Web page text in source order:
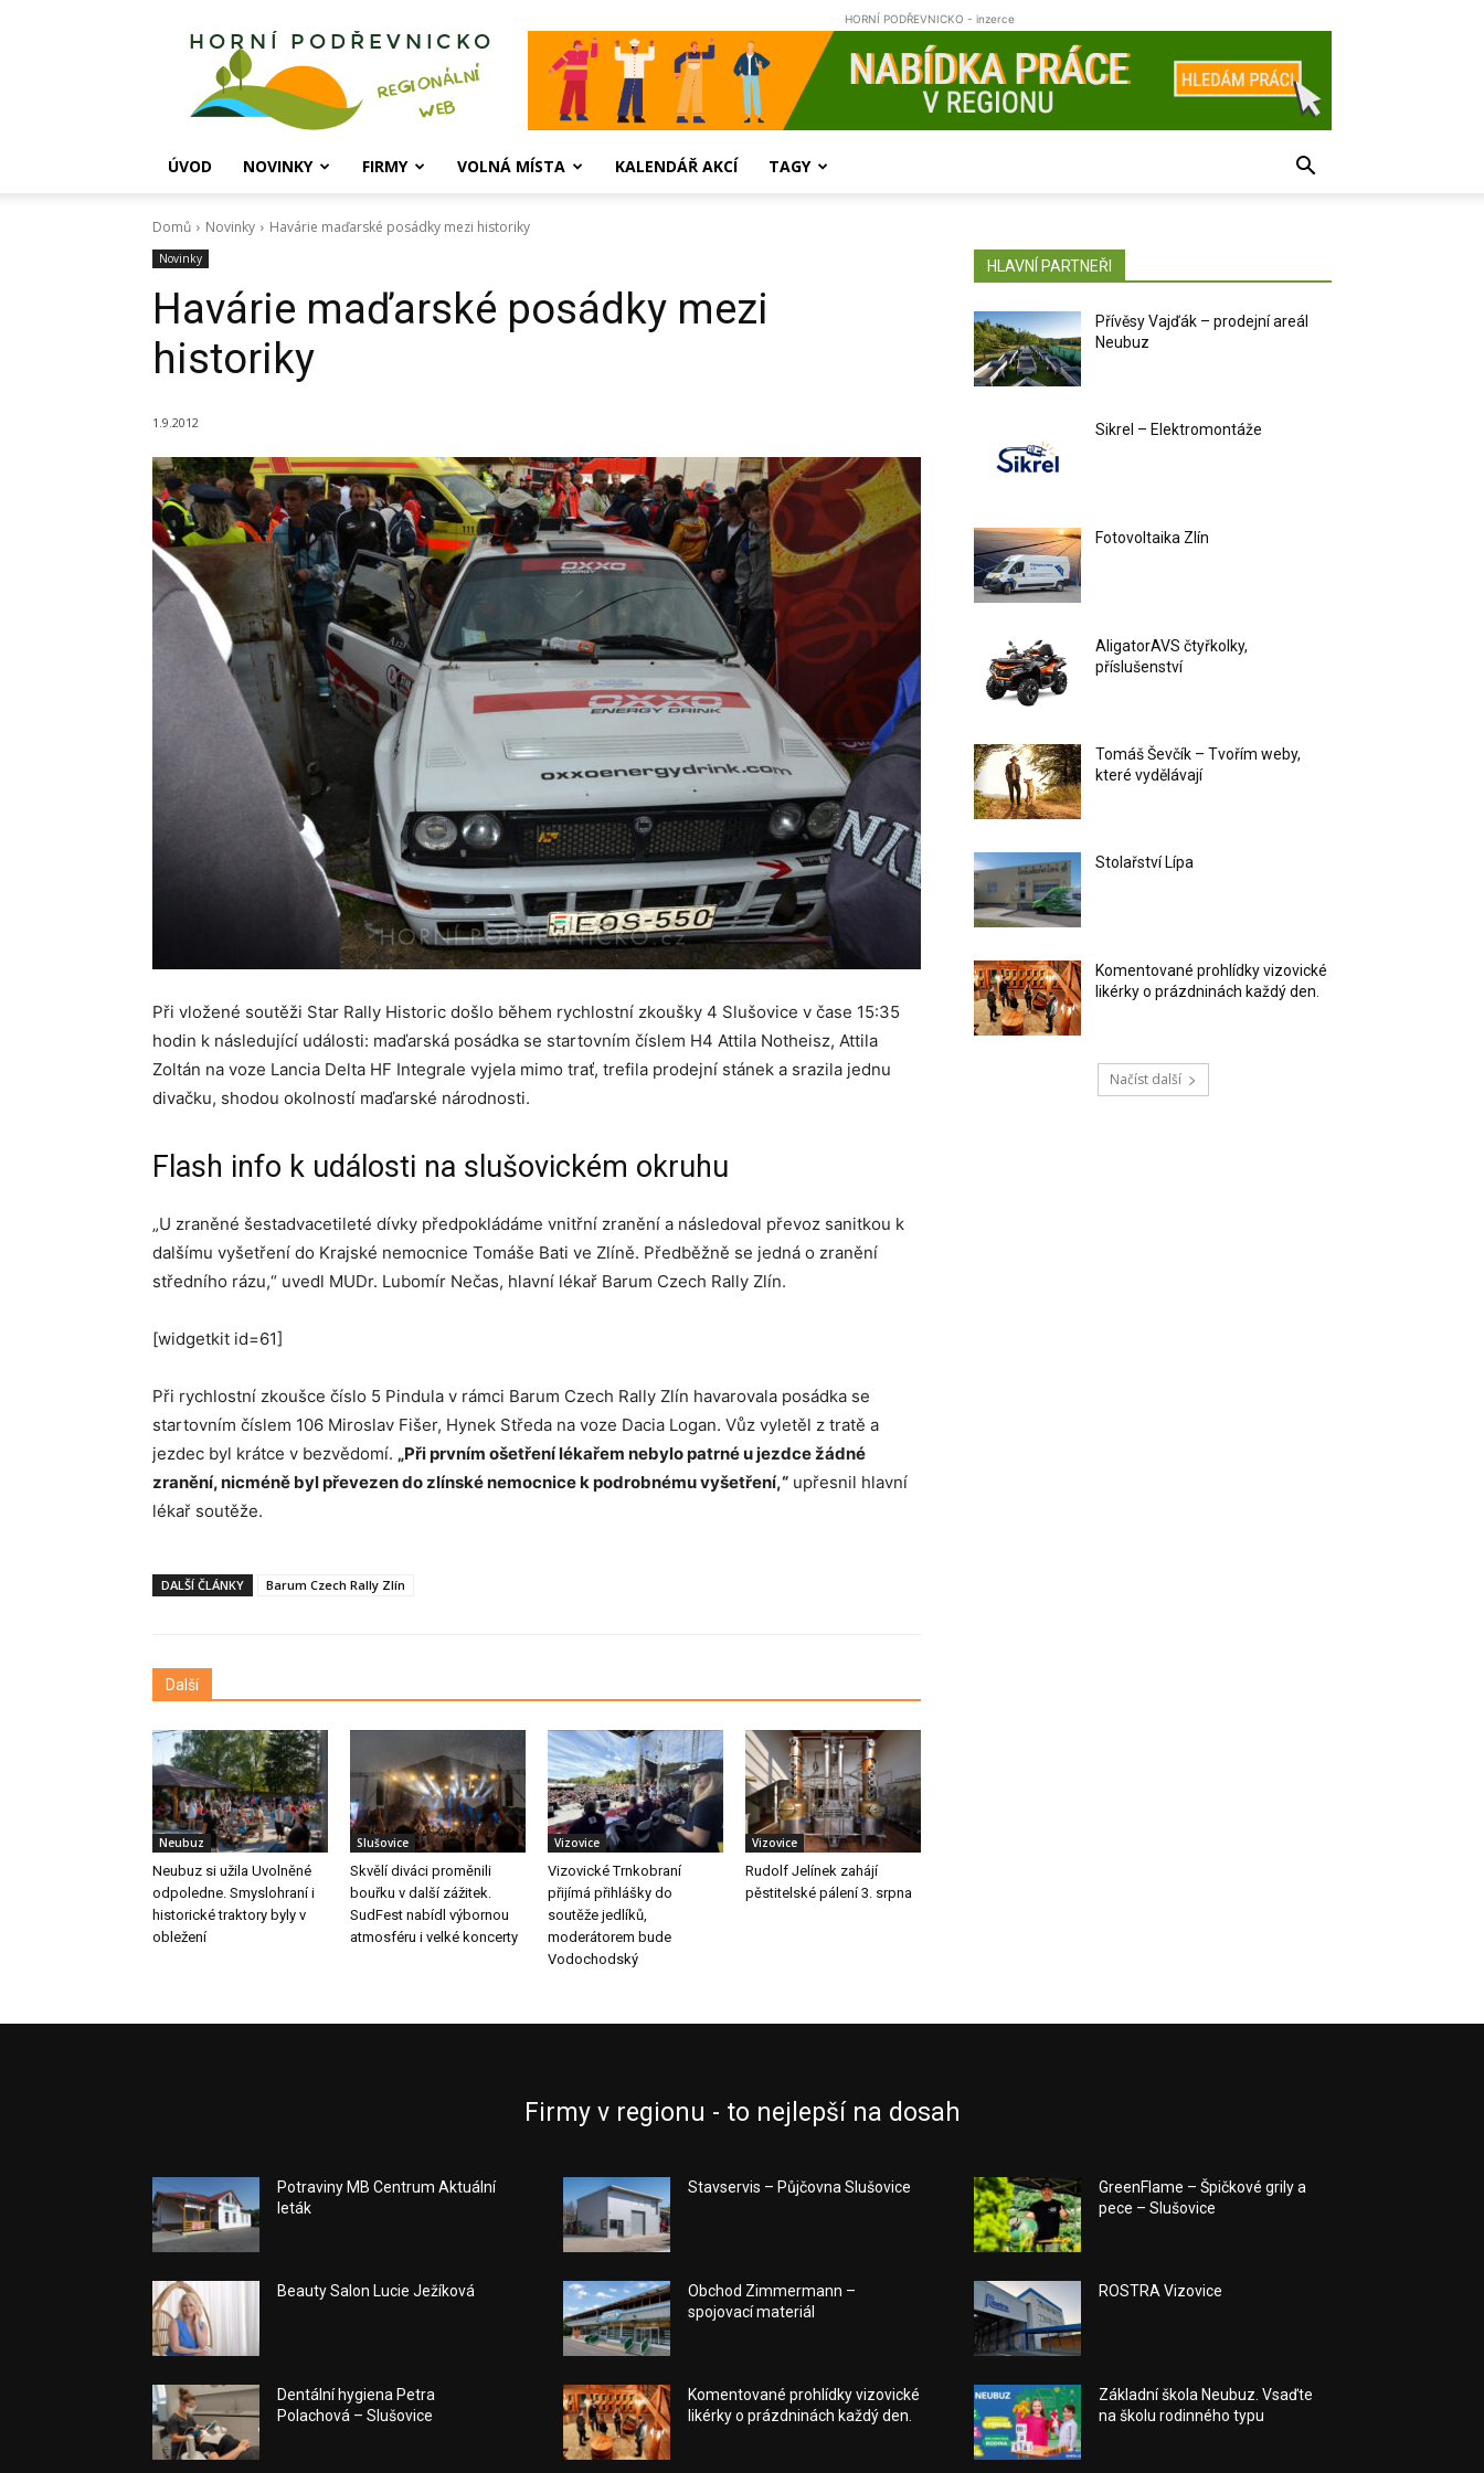
Horní
HORNÍ PODŘEVNICKO - inzerce
ÚVOD NOVINKY FIRMY VOLNÁ MÍSTA KALENDÁŘ AKCÍ TAGY
Domů Novinky Havárie maďarské posádky mezi historiky
Novinky
Havárie maďarské posádky mezi
historiky
1.9.2012
Při vložené soutěži Star Rally Historic došlo během rychlostní zkoušky 4 Slušovice v čase 15:35
hodin k následující události: maďarská posádka se startovním číslem H4 Attila Notheisz, Attila
Zoltán na voze Lancia Delta HF Integrale vyjela mimo trať, trefila prodejní stánek a srazila jednu
divačku, shodou okolností maďarské národnosti.
Flash info k události na slušovickém okruhu
„U zraněné šestadvacetileté dívky předpokládáme vnitřní zranění a následoval převoz sanitkou k
dalšímu vyšetření do Krajské nemocnice Tomáše Bati ve Zlíně. Předběžně se jedná o zranění
středního rázu,“ uvedl MUDr. Lubomír Nečas, hlavní lékař Barum Czech Rally Zlín.
[widgetkit id=61]
Při rychlostní zkoušce číslo 5 Pindula v rámci Barum Czech Rally Zlín havarovala posádka se
startovním číslem 106 Miroslav Fišer, Hynek Středa na voze Dacia Logan. Vůz vyletěl z tratě a
jezdec byl krátce v bezvědomí. „Při prvním ošetření lékařem nebylo patrné u jezdce žádné
zranění, nicméně byl převezen do zlínské nemocnice k podrobnému vyšetření,“ upřesnil hlavní
lékař soutěže.
DALŠÍ ČLÁNKY Barum Czech Rally Zlín
Další
Neubuz
Neubuz si užila Uvolněné
odpoledne. Smyslohraní i
historické traktory byly v
obležení
Slušovice
Skvělí diváci proměnili
bouřku v další zážitek.
SudFest nabídl výbornou
atmosféru i velké koncerty
Vizovice
Vizovické Trnkobraní
přijímá přihlášky do
soutěže jedlíků,
moderátorem bude
Vodochodský
Vizovice
Rudolf Jelínek zahájí
pěstitelské pálení 3. srpna
HLAVNÍ PARTNEŘI
Přívěsy Vajďák – prodejní areál
Neubuz
Sikrel – Elektromontáže
Fotovoltaika Zlín
AligatorAVS čtyřkolky,
příslušenství
Tomáš Ševčík – Tvořím weby,
které vydělávají
Stolařství Lípa
Komentované prohlídky vizovické
likérky o prázdninách každý den.
Načíst další
Firmy v regionu - to nejlepší na dosah
Potraviny MB Centrum Aktuální
leták
Beauty Salon Lucie Ježíková
Dentální hygiena Petra
Polachová – Slušovice
Stavservis – Půjčovna Slušovice
Obchod Zimmermann –
spojovací materiál
Komentované prohlídky vizovické
likérky o prázdninách každý den.
GreenFlame – Špičkové grily a
pece – Slušovice
ROSTRA Vizovice
Základní škola Neubuz. Vsaďte
na školu rodinného typu